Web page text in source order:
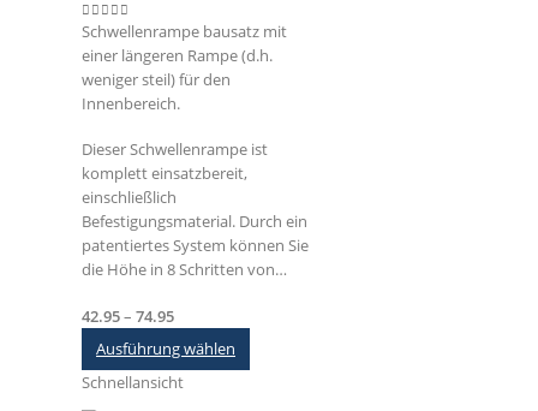
0out of 5
Schwellenrampe bausatz mit
einer längeren Rampe (d.h.
weniger steil) für den
Innenbereich.
Dieser Schwellenrampe ist
komplett einsatzbereit,
einschließlich
Befestigungsmaterial. Durch ein
patentiertes System können Sie
die Höhe in 8 Schritten von…
42.95– 74.95Preisspanne:
€42.95
bis
€74.95
Ausführung wählen
Schnellansicht